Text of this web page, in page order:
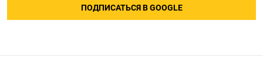
ПОДПИСАТЬСЯ В GOOGLE